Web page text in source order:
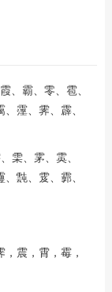
、霸、零、雹、
霪、霁、霹、
雬、雺、雵、
霕、雭、霩、
震，霄，霉，